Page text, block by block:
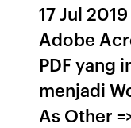
17 Jul
Adobe
PDF yang
menjadi
As Other